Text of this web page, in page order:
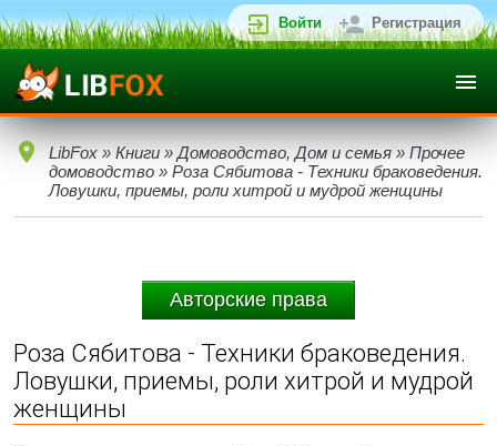
Войти Регистрация
LibFox » Книги » Домоводство, Дом и семья » Прочее
домоводство » Роза Сябитова - Техники браковедения.
Ловушки, приемы, роли хитрой и мудрой женщины
Авторские права
Роза Сябитова - Техники браковедения.
Ловушки, приемы, роли хитрой и мудрой
женщины